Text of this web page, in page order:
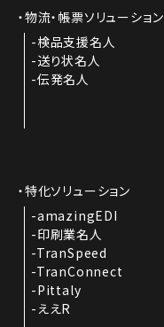
物流・帳票ソリューション
検品支援名人
送り状名人
伝発名人
特化ソリューション
amazingEDI
印刷業名人
TranSpeed
TranConnect
Pittaly
ええR